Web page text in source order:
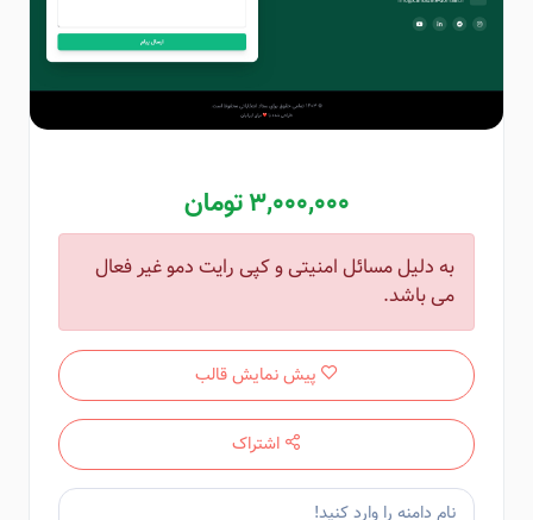
3,000,000 تومان
به دلیل مسائل امنیتی و کپی رایت دمو غیر فعال
می باشد.
پیش نمایش قالب
اشتراک